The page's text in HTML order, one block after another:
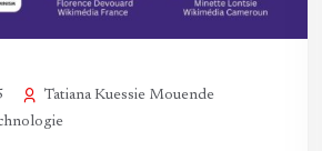
Tatiana Kuessie Mouende